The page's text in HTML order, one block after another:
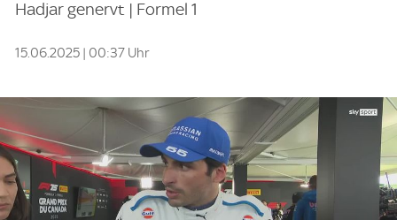
Hadjar genervt | Formel 1
15.06.2025 | 00:37 Uhr